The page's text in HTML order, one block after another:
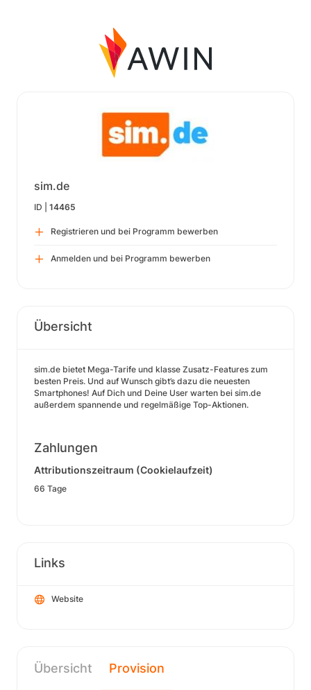
sim.de
ID | 14465
Registrieren und bei Programm bewerben
Anmelden und bei Programm bewerben
Übersicht
sim.de bietet Mega-Tarife und klasse Zusatz-Features zum
besten Preis. Und auf Wunsch gibt’s dazu die neuesten
Smartphones! Auf Dich und Deine User warten bei sim.de
außerdem spannende und regelmäßige Top-Aktionen.
Zahlungen
Attributionszeitraum (Cookielaufzeit)
66 Tage
Links
Website
Übersicht Provision